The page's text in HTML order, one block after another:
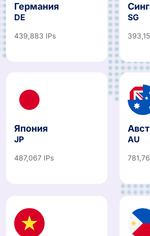
Германия
DE
439,883 IPs
SG
Япония
JP
487,067 IPs
AU